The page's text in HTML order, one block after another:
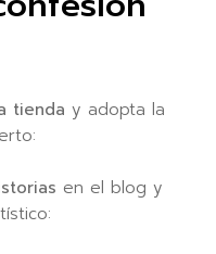
tienda y adopta la
en el blog y